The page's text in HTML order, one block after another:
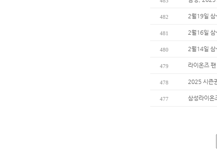
482 2월19일 삼
481 2월16일 삼
480 2월14일 삼
479 라이온즈
478 2025 시즌
477 삼성라이온